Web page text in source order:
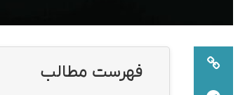
فهرست مطالب